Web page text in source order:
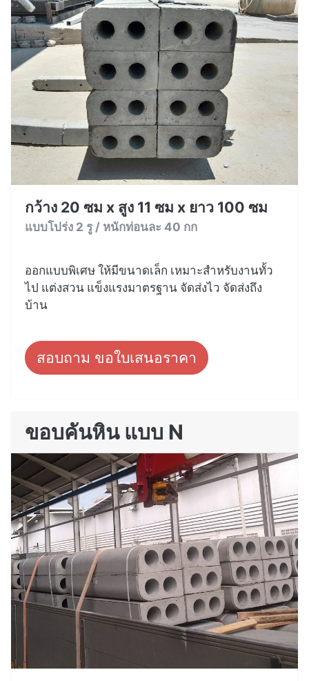
กว้าง 20 ซม x สูง 11 ซม x ยาว 100 ซม
แบบโปร่ง 2 รู / หนักท่อนละ 40 กก
ออกแบบพิเศษ ให้มีขนาดเล็ก เหมาะสำหรับงานทั้ว
ไป แต่งสวน แข็งแรงมาตรฐาน จัดส่งไว จัดส่งถึง
บ้าน
สอบถาม ขอใบเสนอราคา
ขอบคันหิน แบบ N